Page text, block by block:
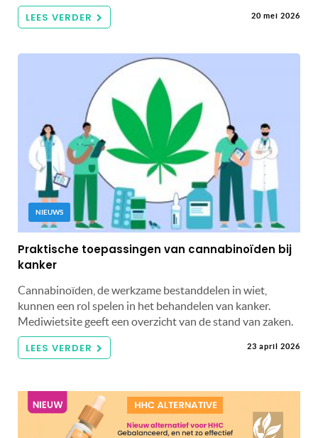
LEES VERDER 20 mei 2026
NIEUWS
Praktische toepassingen van cannabinoïden bij
kanker
Cannabinoïden, de werkzame bestanddelen in wiet,
kunnen een rol spelen in het behandelen van kanker.
Mediwietsite geeft een overzicht van de stand van zaken.
LEES VERDER 23 april 2026